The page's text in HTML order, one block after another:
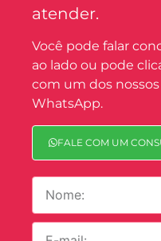
atender.
Você pode falar
ao lado ou pode
com um dos
WhatsApp.
FALE COM UM